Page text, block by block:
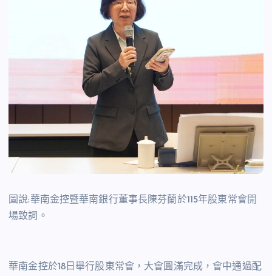
圖說:華南金控暨華南銀行董事長陳芬蘭於115年股東常會開
場致詞。
華南金控於18日舉行股東常會，大會圓滿完成，會中通過配